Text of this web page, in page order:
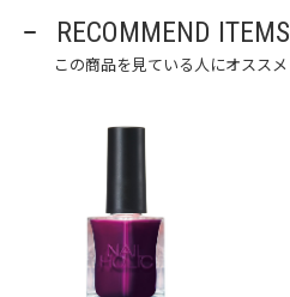
RECOMMEND ITEMS
この商品を見ている人にオススメ